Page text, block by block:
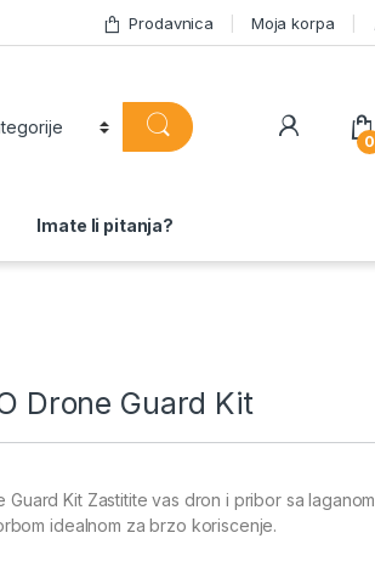
Prodavnica Moja korpa
0
Imate li pitanja?
Drone Guard Kit
Guard Kit Zastitite vas dron i pribor sa laganom
idealnom za brzo koriscenje.